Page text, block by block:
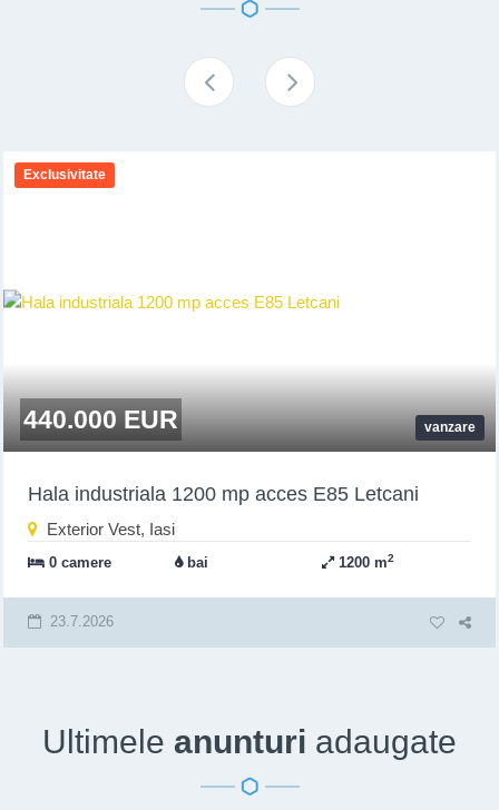
Exclusivitate
vanzare
440.000 EUR
Hala industriala 1200 mp acces E85 Letcani
Exterior Vest, Iasi
0 camere bai 1200 m2
23.7.2026
Ultimele anunturi adaugate